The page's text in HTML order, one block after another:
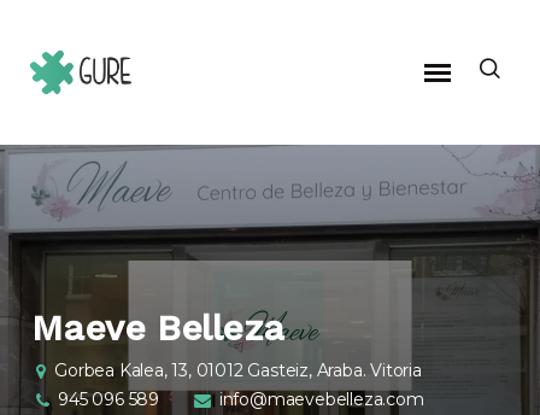
Maeve Belleza
Gorbea Kalea, 13, 01012 Gasteiz, Araba. Vitoria
945 096 589
info@maevebelleza.com